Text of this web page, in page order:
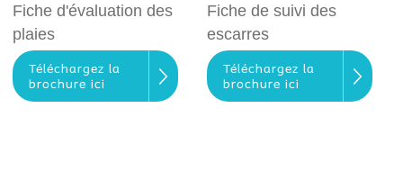
Fiche d'évaluation des
plaies
Téléchargez la
brochure ici
Fiche de suivi des
escarres
Téléchargez la
brochure ici